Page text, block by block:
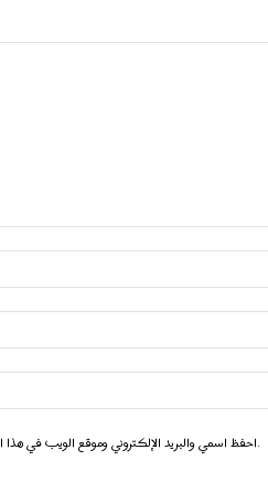
احفظ اسمي والبريد الإلكتروني وموقع الويب في هذا المتصفح للمرة الأولى التي أعلق فيها.